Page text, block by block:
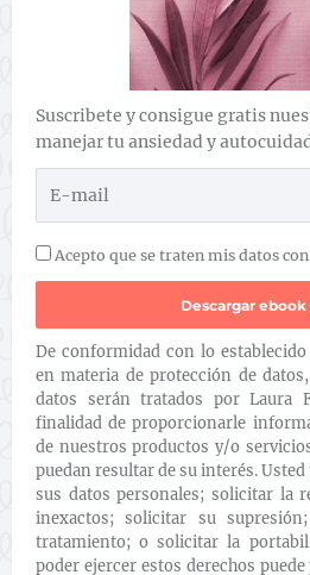
Suscribete y consigue gratis
manejar tu ansiedad y
Acepto que se traten mis datos
De conformidad con lo
en materia de protección de
datos serán tratados por Laura
finalidad de proporcionarle
de nuestros productos y/o
puedan resultar de su interés. Usted
sus datos personales; solicitar la
inexactos; solicitar su
tratamiento; o solicitar la
poder ejercer estos derechos